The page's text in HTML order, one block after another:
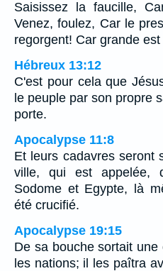
Saisissez la faucille,
Venez, foulez, Car le
regorgent! Car grande
Hébreux 13:12
C'est pour cela que
le peuple par son propre
porte.
Apocalypse 11:8
Et leurs cadavres seront
ville, qui est appelée,
Sodome et Egypte, là
été crucifié.
Apocalypse 19:15
De sa bouche sortait
les nations; il les paîtra